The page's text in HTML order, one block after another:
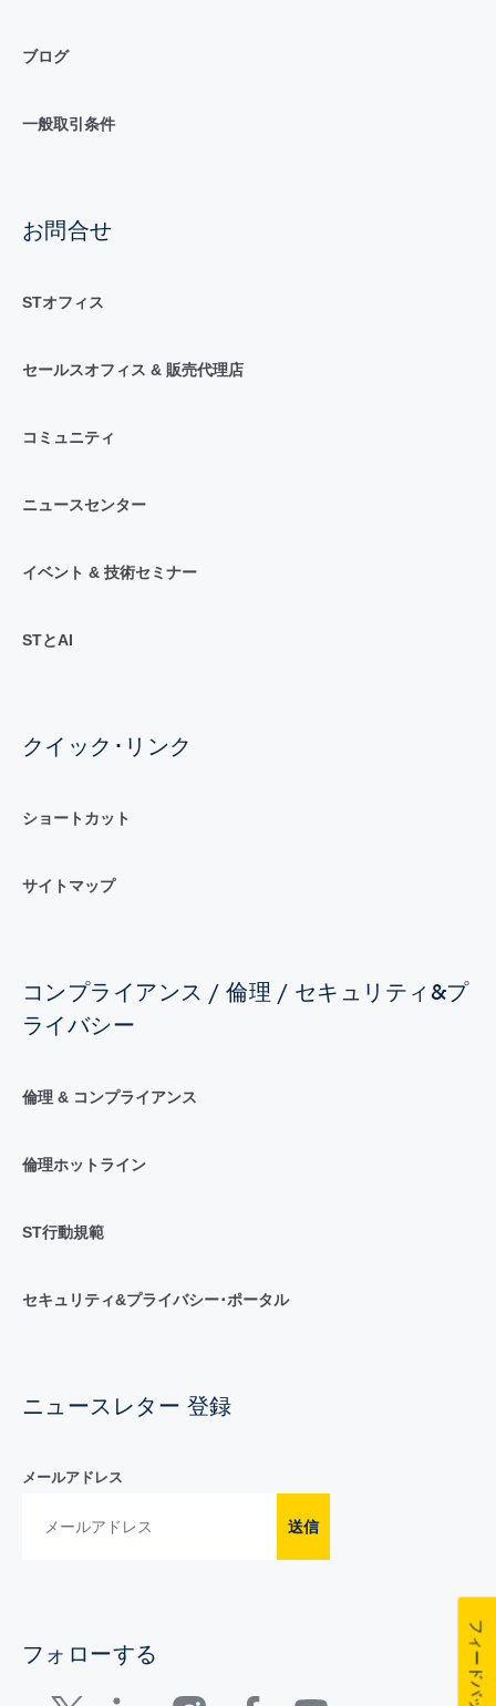
ブログ
一般取引条件
お問合せ
STオフィス
セールスオフィス & 販売代理店
コミュニティ
ニュースセンター
イベント & 技術セミナー
STとAI
クイック･リンク
ショートカット
サイトマップ
コンプライアンス / 倫理 / セキュリティ&プ
ライバシー
倫理 & コンプライアンス
倫理ホットライン
ST行動規範
セキュリティ&プライバシー･ポータル
ニュースレター 登録
メールアドレス
送信
フォローする フィードバック